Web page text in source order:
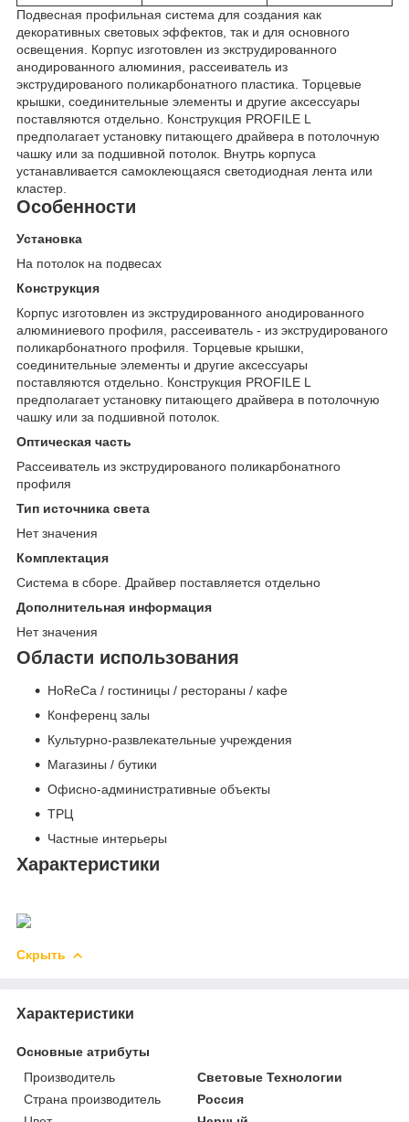
Подвесная профильная система для создания как
декоративных световых эффектов, так и для основного
освещения. Корпус изготовлен из экструдированного
анодированного алюминия, рассеиватель из
экструдированого поликарбонатного пластика. Торцевые
крышки, соединительные элементы и другие аксессуары
поставляются отдельно. Конструкция PROFILE L
предполагает установку питающего драйвера в потолочную
чашку или за подшивной потолок. Внутрь корпуса
устанавливается самоклеющаяся светодиодная лента или
кластер.
Особенности
Установка
На потолок на подвесах
Конструкция
Корпус изготовлен из экструдированного анодированного
алюминиевого профиля, рассеиватель - из экструдированого
поликарбонатного профиля. Торцевые крышки,
соединительные элементы и другие аксессуары
поставляются отдельно. Конструкция PROFILE L
предполагает установку питающего драйвера в потолочную
чашку или за подшивной потолок.
Оптическая часть
Рассеиватель из экструдированого поликарбонатного
профиля
Тип источника света
Нет значения
Комплектация
Система в сборе. Драйвер поставляется отдельно
Дополнительная информация
Нет значения
Области использования
HoReCa / гостиницы / рестораны / кафе
Конференц залы
Культурно-развлекательные учреждения
Магазины / бутики
Офисно-административные объекты
ТРЦ
Частные интерьеры
Характеристики
Скрыть
Характеристики
Основные атрибуты
Производитель
Световые Технологии
Страна производитель
Россия